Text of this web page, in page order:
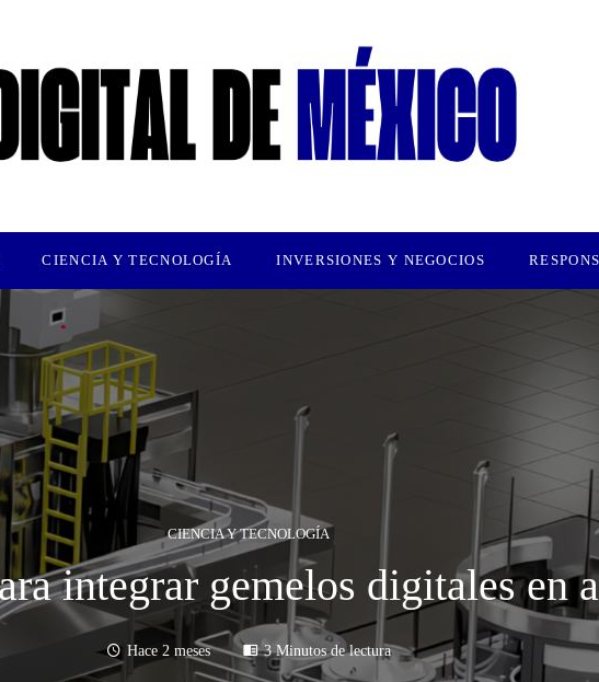
CIENCIA Y TECNOLOGÍA INVERSIONES Y NEGOCIOS
CIENCIA Y TECNOLOGÍA
integrar gemelos digitales en
Hace 2 meses 3 Minutos de lectura